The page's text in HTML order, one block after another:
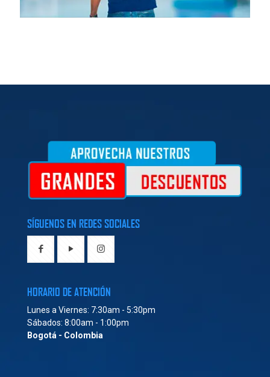
SÍGUENOS EN REDES SOCIALES
HORARIO DE ATENCIÓN
Lunes a Viernes: 7:30am - 5:30pm
Sábados: 8:00am - 1:00pm
Bogotá - Colombia